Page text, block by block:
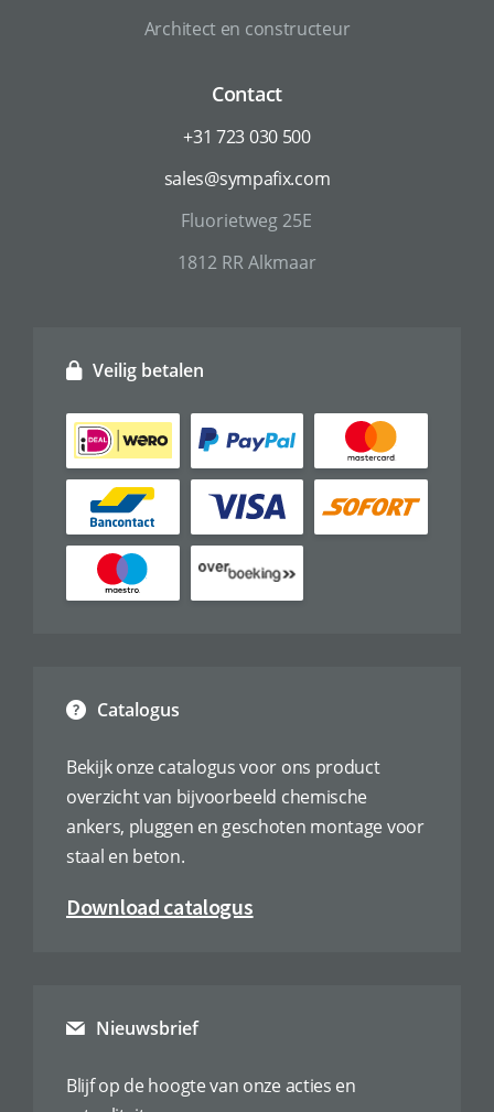
Architect en constructeur
Contact
+31 723 030 500
sales@sympafix.com
Fluorietweg 25E
1812 RR Alkmaar
Catalogus
Bekijk onze catalogus voor ons product
overzicht van bijvoorbeeld chemische
ankers, pluggen en geschoten montage voor
staal en beton.
Download catalogus
Veilig betalen
Nieuwsbrief
Blijf op de hoogte van onze acties en